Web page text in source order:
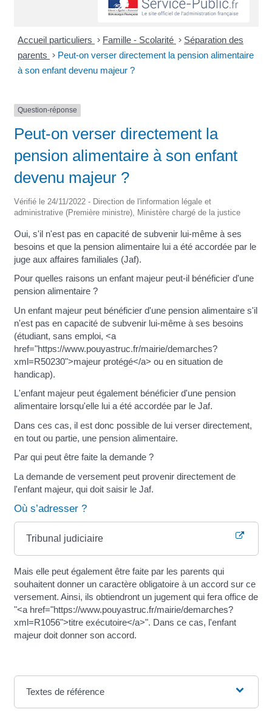
Accueil particuliers > Famille - Scolarité > Séparation des
parents > Peut-on verser directement la pension alimentaire
à son enfant devenu majeur ?
Question-réponse
Peut-on verser directement la
pension alimentaire à son enfant
devenu majeur ?
Vérifié le 24/11/2022 - Direction de l'information légale et
administrative (Première ministre), Ministère chargé de la justice
Oui, s'il n'est pas en capacité de subvenir lui-même à ses
besoins et que la pension alimentaire lui a été accordée par le
juge aux affaires familiales (Jaf).
Pour quelles raisons un enfant majeur peut-il bénéficier d'une
pension alimentaire ?
Un enfant majeur peut bénéficier d'une pension alimentaire s'il
n'est pas en capacité de subvenir lui-même à ses besoins
(étudiant, sans emploi, <a
href="https://www.pouyastruc.fr/mairie/demarches?
xml=R50230">majeur protégé</a> ou en situation de
handicap).
L'enfant majeur peut également bénéficier d'une pension
alimentaire lorsqu'elle lui a été accordée par le Jaf.
Dans ces cas, il est donc possible de lui verser directement,
en tout ou partie, une pension alimentaire.
Par qui peut être faite la demande ?
La demande de versement peut provenir directement de
l'enfant majeur, qui doit saisir le Jaf.
Où s’adresser ?
Tribunal judiciaire
Mais elle peut également être faite par les parents qui
souhaitent donner un caractère obligatoire à un accord sur ce
versement. Ainsi, ils obtiendront un jugement qui fera office de
"<a href="https://www.pouyastruc.fr/mairie/demarches?
xml=R1056">titre exécutoire</a>". Dans ce cas, l'enfant
majeur doit donner son accord.
Textes de référence